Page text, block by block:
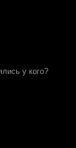
у кого?